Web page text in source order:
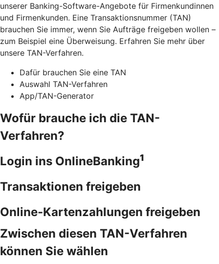
unserer Banking-Software-Angebote für Firmenkundinnen
und Firmenkunden. Eine Transaktionsnummer (TAN)
brauchen Sie immer, wenn Sie Aufträge freigeben wollen –
zum Beispiel eine Überweisung. Erfahren Sie mehr über
unsere TAN-Verfahren.
Dafür brauchen Sie eine TAN
Auswahl TAN-Verfahren
App/TAN-Generator
Wofür brauche ich die TAN-
Verfahren?
Login ins OnlineBanking1
Transaktionen freigeben
Online-Kartenzahlungen freigeben
Zwischen diesen TAN-Verfahren
können Sie wählen